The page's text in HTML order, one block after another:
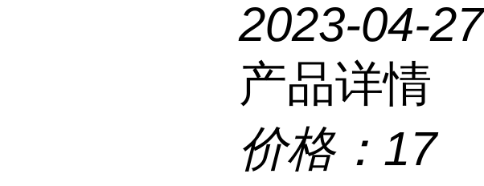
2023-04-27
产品详情
价格： 17